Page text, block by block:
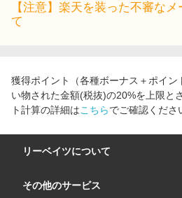
【注意】楽天を装った不審な
て
獲得ポイント（各種ボーナス＋ポイン
い物された金額(税抜)の20%を上限と
ト計算の詳細はこちらでご確認くださ
リーベイツについて
会社概要
その他のサービス